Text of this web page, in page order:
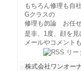
もちろん修理も自
Gクラスの
修理も勿論 お任せ
是非、1度、顔を見
メールやコメント
株式会社ワンオ